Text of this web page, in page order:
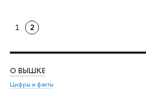
1 2
О ВЫШКЕ
Цифры и факты